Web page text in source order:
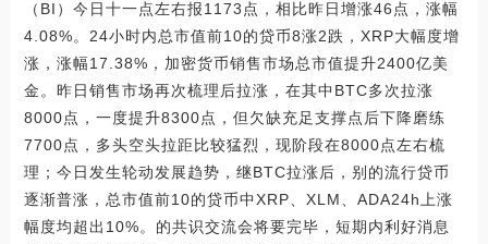
（BI）今日十一点左右报1173点，相比昨日增涨46点，涨幅
4.08%。24小时内总市值前10的贷币8涨2跌，XRP大幅度增
涨，涨幅17.38%，加密货币销售市场总市值提升2400亿美
金。昨日销售市场再次梳理后拉涨，在其中BTC多次拉涨
8000点，一度提升8300点，但欠缺充足支撑点后下降磨练
7700点，多头空头拉距比较猛烈，现阶段在8000点左右梳
理；今日发生轮动发展趋势，继BTC拉涨后，别的流行贷币
逐渐普涨，总市值前10的贷币中XRP、XLM、ADA24h上涨
幅度均超出10%。的共识交流会将要完毕，短期内利好消息